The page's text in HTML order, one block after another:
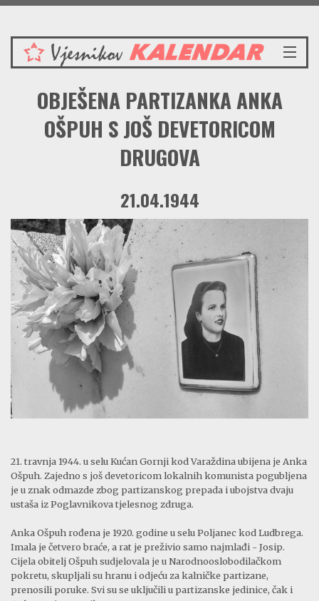
Petak 7.8.2026.
VIJESTI
REDAKCIJSKI KOMENTAR
VJESNIKOV KALENDAR
BORBENA BIBLIOTEKA
NAŠE PJESME
OBJEŠENA PARTIZANKA ANKA
OŠPUH S JOŠ DEVETORICOM
DRUGOVA
21.04.1944
21. travnja 1944. u selu Kućan Gornji kod Varaždina ubijena je Anka
Ošpuh. Zajedno s još devetoricom lokalnih komunista pogubljena
je u znak odmazde zbog partizanskog prepada i ubojstva dvaju
ustaša iz Poglavnikova tjelesnog zdruga.
Anka Ošpuh rođena je 1920. godine u selu Poljanec kod Ludbrega.
Imala je četvero braće, a rat je preživio samo najmlađi - Josip.
Cijela obitelj Ošpuh sudjelovala je u Narodnooslobodilačkom
pokretu, skupljali su hranu i odjeću za kalničke partizane,
prenosili poruke. Svi su se uključili u partizanske jedinice, čak i